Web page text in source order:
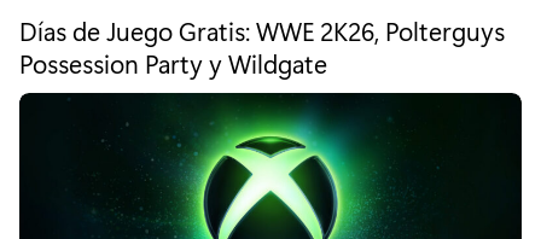
a
u
n
a
e
e
g
o
Días de Juego Gratis: WWE 2K26, Polterguys
Possession Party y Wildgate